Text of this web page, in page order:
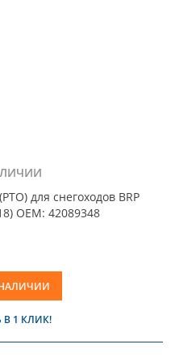
для снегоходов BRP
OEM: 42089348
В 1 КЛИК!